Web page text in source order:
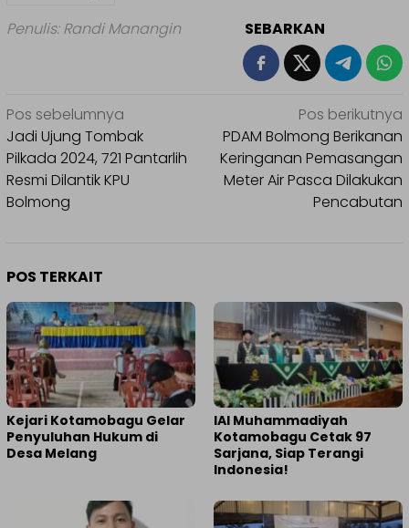
Penulis: Randi Manangin SEBARKAN
Navigasi
pos
Pos sebelumnya
Jadi Ujung Tombak
Pilkada 2024, 721 Pantarlih
Resmi Dilantik KPU
Bolmong
Pos berikutnya
PDAM Bolmong Berikanan
Keringanan Pemasangan
Meter Air Pasca Dilakukan
Pencabutan
POS TERKAIT
Kejari Kotamobagu Gelar
Penyuluhan Hukum di
Desa Melang
IAI Muhammadiyah
Kotamobagu Cetak 97
Sarjana, Siap Terangi
Indonesia!